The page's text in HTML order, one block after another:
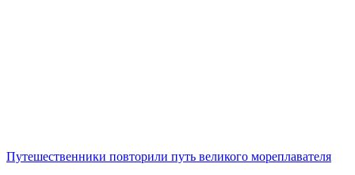
Путешественники повторили путь великого мореплавателя